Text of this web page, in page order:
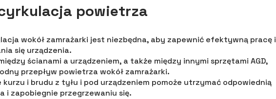
powietrza
wokół zamrażarki jest niezbędna, aby zapewnić efektywną pracę i
się urządzenia.
ścianami a urządzeniem, a także między innymi sprzętami AGD,
przepływ powietrza wokół zamrażarki.
kurzu i brudu z tyłu i pod urządzeniem pomoże utrzymać odpowiednią
i zapobiegnie przegrzewaniu się.